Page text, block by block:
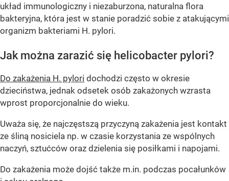
układ immunologiczny i niezaburzona, naturalna flora
bakteryjna, która jest w stanie poradzić sobie z atakującymi
organizm bakteriami H. pylori.
Jak można zarazić się helicobacter pylori?
Do zakażenia H. pylori dochodzi często w okresie
dzieciństwa, jednak odsetek osób zakażonych wzrasta
wprost proporcjonalnie do wieku.
Uważa się, że najczęstszą przyczyną zakażenia jest kontakt
ze śliną nosiciela np. w czasie korzystania ze wspólnych
naczyń, sztućców oraz dzielenia się posiłkami i napojami.
Do zakażenia może dojść także m.in. podczas pocałunków